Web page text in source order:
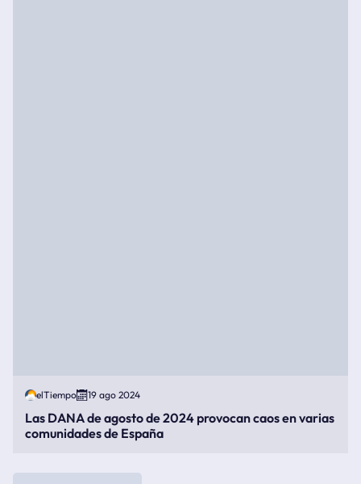
elTiempo 19 ago 2024
Las DANA de agosto de 2024 provocan caos en varias
comunidades de España